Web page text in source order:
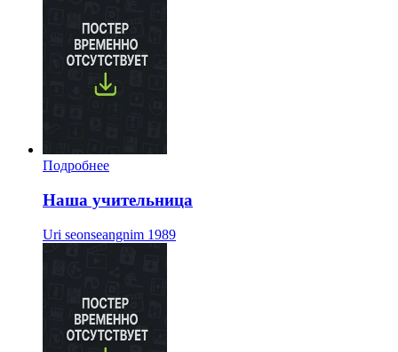
Подробнее
Наша учительница
Uri seonseangnim 1989